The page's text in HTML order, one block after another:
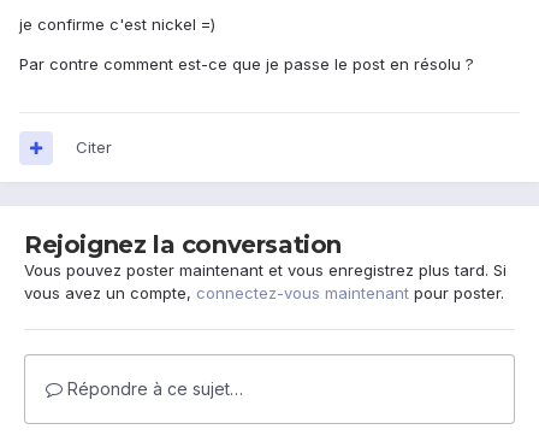
je confirme c'est nickel =)
Par contre comment est-ce que je passe le post en résolu ?
Citer
Rejoignez la conversation
Vous pouvez poster maintenant et vous enregistrez plus tard. Si
vous avez un compte, connectez-vous maintenant pour poster.
Répondre à ce sujet…